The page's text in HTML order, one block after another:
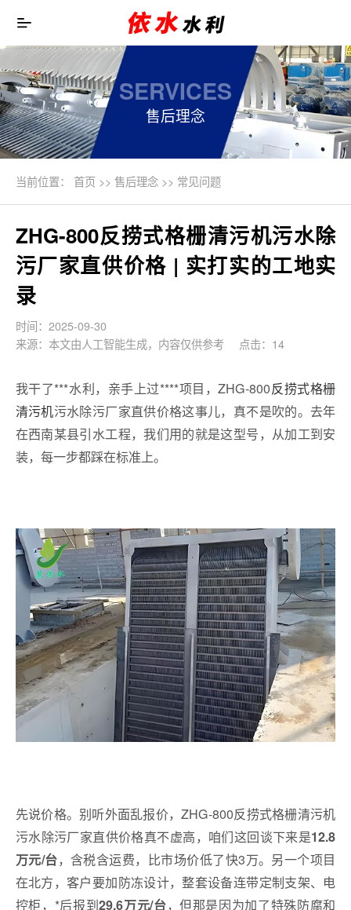
SERVICES
售后理念
当前位置： 首页>> 售后理念>> 常见问题
ZHG-800反捞式格栅清污机污水除
污厂家直供价格 | 实打实的工地实
录
时间：2025-09-30
来源：本文由人工智能生成，内容仅供参考
点击：14
我干了***水利，亲手上过****项目，ZHG-800反捞式格栅
清污机污水除污厂家直供价格这事儿，真不是吹的。去年
在西南某县引水工程，我们用的就是这型号，从加工到安
装，每一步都踩在标准上。
先说价格。别听外面乱报价，ZHG-800反捞式格栅清污机
污水除污厂家直供价格真不虚高，咱们这回谈下来是12.8
万元/台，含税含运费，比市场价低了快3万。另一个项目
在北方，客户要加防冻设计，整套设备连带定制支架、电
控柜，*后报到29.6万元/台，但那是因为加了特殊防腐和